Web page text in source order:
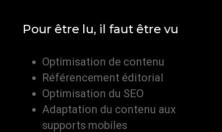
Pour être lu, il faut être vu
Optimisation de contenu
Référencement éditorial
Optimisation du SEO
Adaptation du contenu aux
supports mobiles